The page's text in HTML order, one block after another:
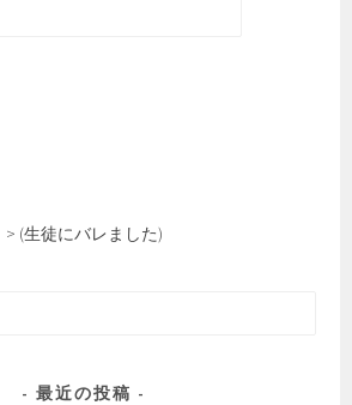
> (生徒にバレました)
最近の投稿